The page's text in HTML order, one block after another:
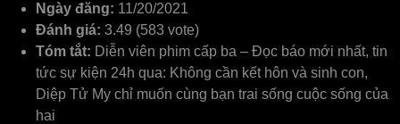
Ngày đăng: 11/20/2021
Đánh giá: 3.49 (583 vote)
Tóm tắt: Diễn viên phim cấp ba – Đọc báo mới nhất, tin
tức sự kiện 24h qua: Không cần kết hôn và sinh con,
Diệp Tử My chỉ muốn cùng bạn trai sống cuộc sống của
hai